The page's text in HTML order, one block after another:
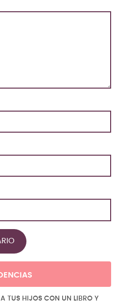
TUS HIJOS CON UN LIBRO Y